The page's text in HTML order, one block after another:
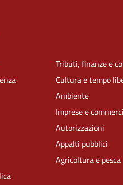
Tributi, finanze e
Cultura e tempo
Ambiente
Imprese e
Autorizzazioni
Appalti pubblici
Agricoltura e pesca